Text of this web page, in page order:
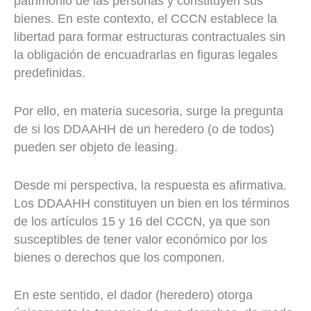
bienes. En este contexto, el CCCN establece la
libertad para formar estructuras contractuales sin
la obligación de encuadrarlas en figuras legales
predefinidas.
Por ello, en materia sucesoria, surge la pregunta
de si los DDAAHH de un heredero (o de todos)
pueden ser objeto de leasing.
Desde mi perspectiva, la respuesta es afirmativa.
Los DDAAHH constituyen un bien en los términos
de los artículos 15 y 16 del CCCN, ya que son
susceptibles de tener valor económico por los
bienes o derechos que los componen.
En este sentido, el dador (heredero) otorga